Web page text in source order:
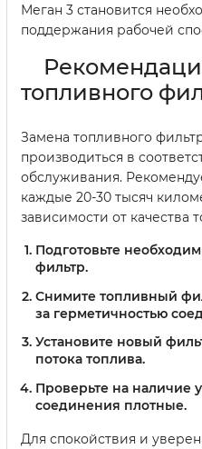
Меган 3 становится
поддержания рабочей
топливного
Замена топливного
производиться в
обслуживания.
каждые 20-30 тысяч
зависимости от качества
Подготовьте
фильтр.
Снимите топливный
за герметичностью
Установите новый
потока топлива.
Проверьте на наличие
соединения плотные.
Для спокойствия и